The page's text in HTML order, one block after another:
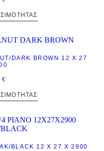
DARK BROWN 12 Χ 27
€
BLACK 12 Χ 27 Χ 2900